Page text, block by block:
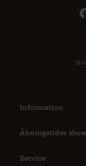
Information
Åbningstider
Service